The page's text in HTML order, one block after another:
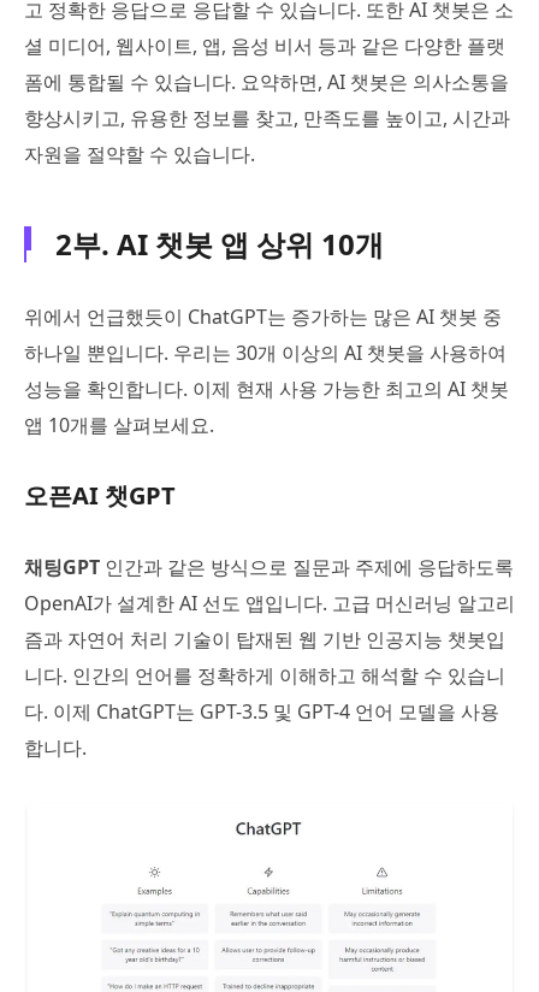
고 정확한 응답으로 응답할 수 있습니다. 또한 AI 챗봇은 소
셜 미디어, 웹사이트, 앱, 음성 비서 등과 같은 다양한 플랫
폼에 통합될 수 있습니다. 요약하면, AI 챗봇은 의사소통을
향상시키고, 유용한 정보를 찾고, 만족도를 높이고, 시간과
자원을 절약할 수 있습니다.
2부. AI 챗봇 앱 상위 10개
위에서 언급했듯이 ChatGPT는 증가하는 많은 AI 챗봇 중
하나일 뿐입니다. 우리는 30개 이상의 AI 챗봇을 사용하여
성능을 확인합니다. 이제 현재 사용 가능한 최고의 AI 챗봇
앱 10개를 살펴보세요.
오픈AI 챗GPT
채팅GPT 인간과 같은 방식으로 질문과 주제에 응답하도록
OpenAI가 설계한 AI 선도 앱입니다. 고급 머신러닝 알고리
즘과 자연어 처리 기술이 탑재된 웹 기반 인공지능 챗봇입
니다. 인간의 언어를 정확하게 이해하고 해석할 수 있습니
다. 이제 ChatGPT는 GPT-3.5 및 GPT-4 언어 모델을 사용
합니다.